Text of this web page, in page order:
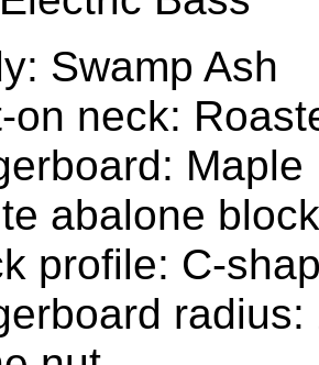
Swamp Ash
neck:
Maple
abalone
profile: C-
radius: